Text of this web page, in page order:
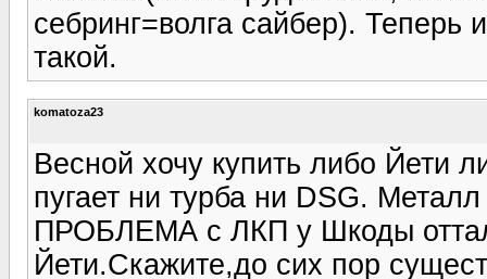
себринг=волга сайбер). Теперь
такой.
komatoza23
Весной хочу купить либо Йети
пугает ни турба ни DSG.
ПРОБЛЕМА с ЛКП у Шкоды
Йети.Скажите,до сих пор